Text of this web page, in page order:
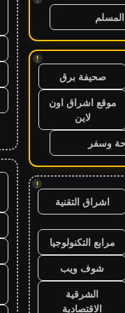
!
صحيفة برق
موقع اشراق اون
لاين
وسفر
!
اشراق التقنية
مرابع التكنولوجيا
شوف ويب
الشرقية
الاقتصادية